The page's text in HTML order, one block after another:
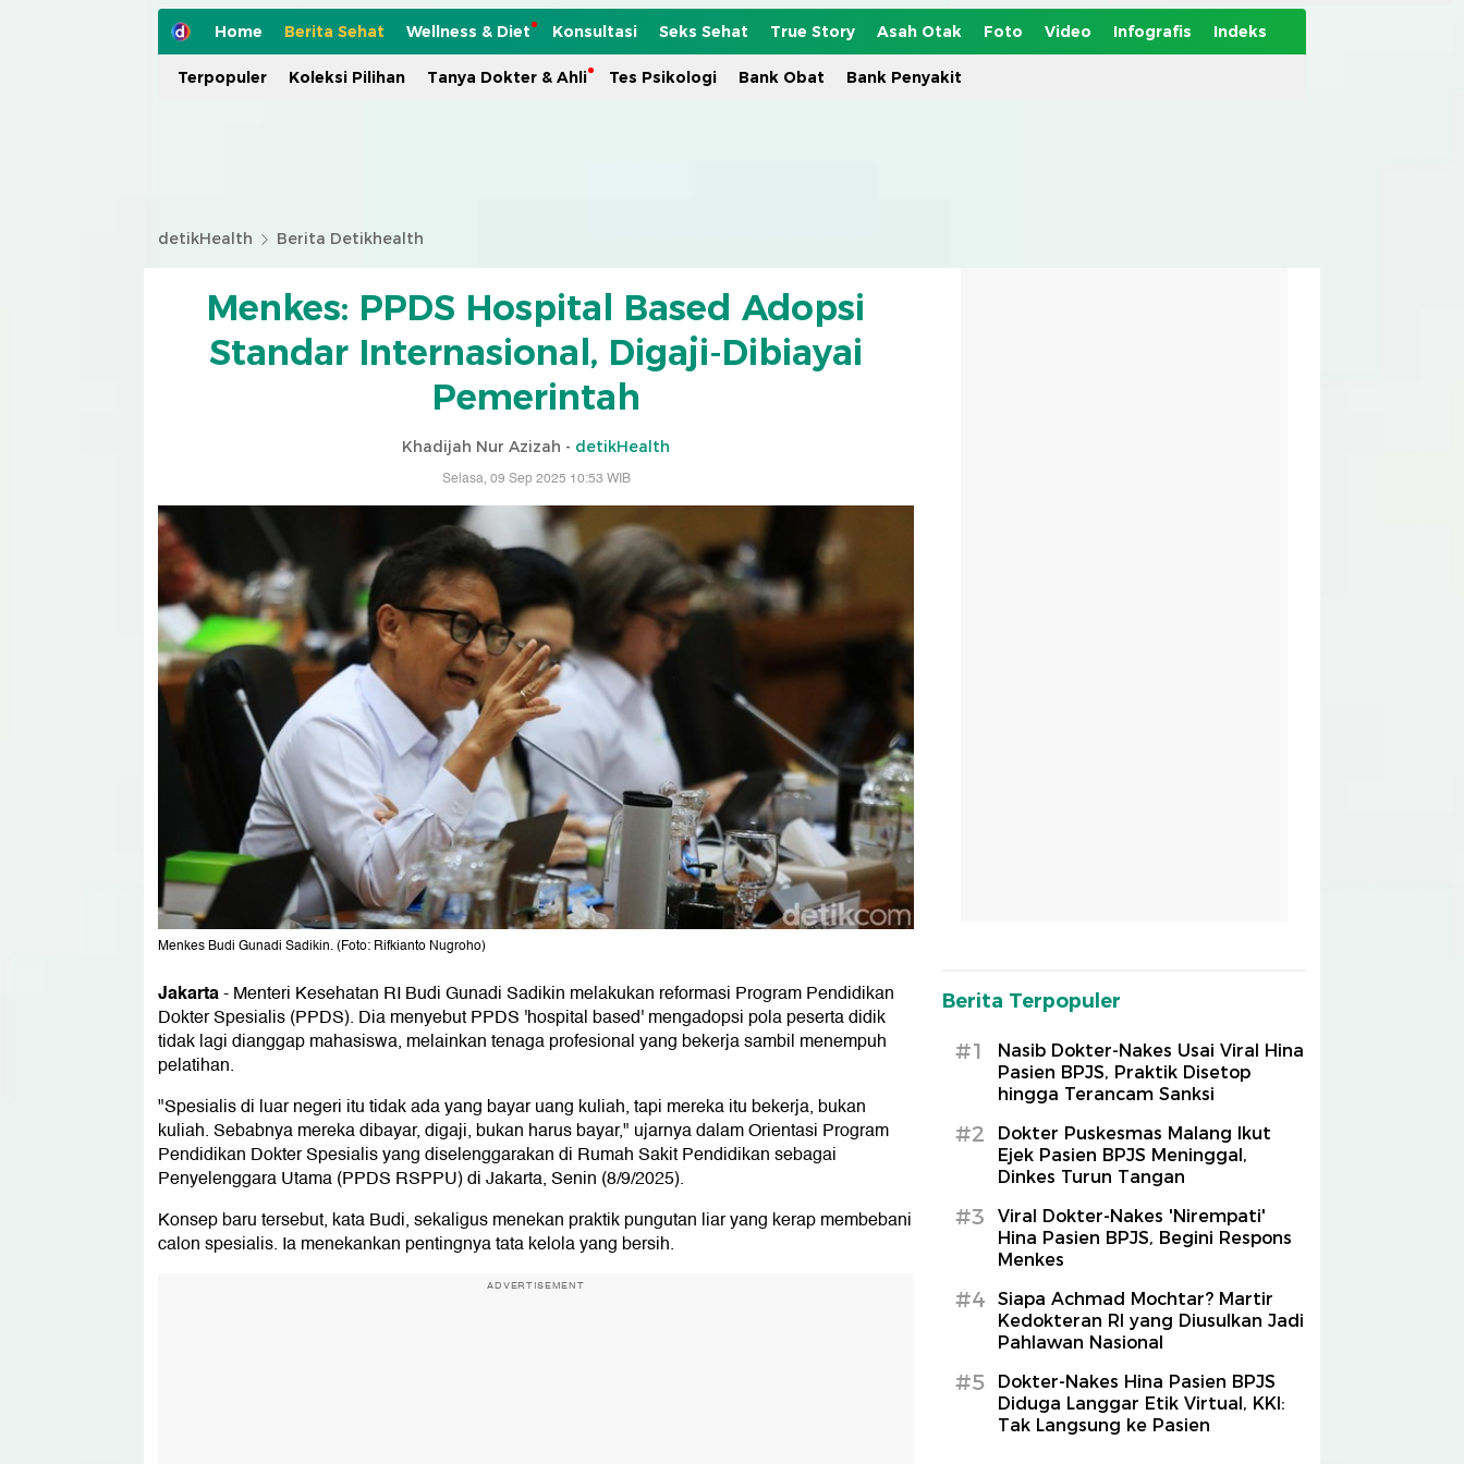
Home Berita Sehat Wellness & Diet Konsultasi Seks Sehat True Story Asah Otak Foto Video Infografis Indeks
Terpopuler Koleksi Pilihan Tanya Dokter & Ahli Tes Psikologi Bank Obat Bank Penyakit
detikHealth Berita Detikhealth
Menkes: PPDS Hospital Based Adopsi
Standar Internasional, Digaji-Dibiayai
Pemerintah
Khadijah Nur Azizah - detikHealth
Selasa, 09 Sep 2025 10:53 WIB
Menkes Budi Gunadi Sadikin. (Foto: Rifkianto Nugroho)
Jakarta-Menteri Kesehatan RI Budi Gunadi Sadikin melakukan reformasi Program Pendidikan
Dokter Spesialis (PPDS). Dia menyebut PPDS 'hospital based' mengadopsi pola peserta didik
tidak lagi dianggap mahasiswa, melainkan tenaga profesional yang bekerja sambil menempuh
pelatihan.
"Spesialis di luar negeri itu tidak ada yang bayar uang kuliah, tapi mereka itu bekerja, bukan
kuliah. Sebabnya mereka dibayar, digaji, bukan harus bayar," ujarnya dalam Orientasi Program
Pendidikan Dokter Spesialis yang diselenggarakan di Rumah Sakit Pendidikan sebagai
Penyelenggara Utama (PPDS RSPPU) di Jakarta, Senin (8/9/2025).
Konsep baru tersebut, kata Budi, sekaligus menekan praktik pungutan liar yang kerap membebani
calon spesialis. Ia menekankan pentingnya tata kelola yang bersih.
ADVERTISEMENT
Berita Terpopuler
#1
Nasib Dokter-Nakes Usai Viral Hina
Pasien BPJS, Praktik Disetop
hingga Terancam Sanksi
#2
Dokter Puskesmas Malang Ikut
Ejek Pasien BPJS Meninggal,
Dinkes Turun Tangan
#3
Viral Dokter-Nakes 'Nirempati'
Hina Pasien BPJS, Begini Respons
Menkes
#4
Siapa Achmad Mochtar? Martir
Kedokteran RI yang Diusulkan Jadi
Pahlawan Nasional
#5
Dokter-Nakes Hina Pasien BPJS
Diduga Langgar Etik Virtual, KKI:
Tak Langsung ke Pasien